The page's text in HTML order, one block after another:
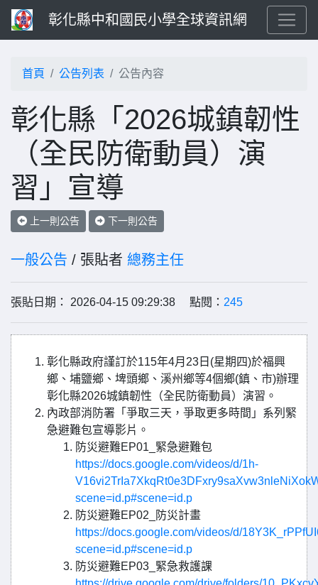
彰化縣中和國民小學全球資訊網
首頁 公告列表 公告內容
彰化縣「2026城鎮韌性
（全民防衛動員）演
習」宣導
上一則公告 下一則公告
一般公告 / 張貼者 總務主任
張貼日期： 2026-04-15 09:29:38 點閱： 245
彰化縣政府謹訂於115年4月23日(星期四)於福興
鄉、埔鹽鄉、埤頭鄉、溪州鄉等4個鄉(鎮、市)辦理
彰化縣2026城鎮韌性（全民防衛動員）演習。
內政部消防署「爭取三天，爭取更多時間」系列緊
急避難包宣導影片。
防災避難EP01_緊急避難包
https://docs.google.com/videos/d/1h-
scene=id.p#scene=id.p
防災避難EP02_防災計畫
https://docs.google.com/videos/d/
scene=id.p#scene=id.p
防災避難EP03_緊急救護課